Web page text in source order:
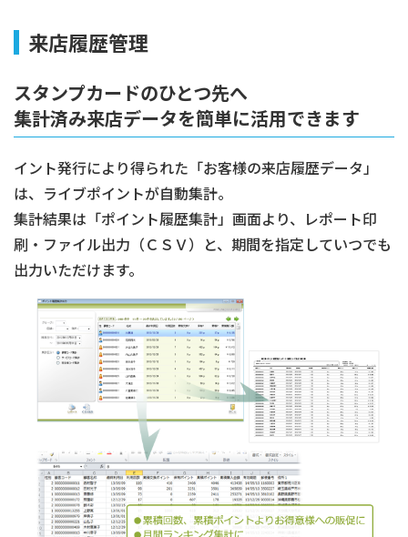
来店履歴管理
スタンプカードのひとつ先へ
集計済み来店データを簡単に活用できます
イント発行により得られた「お客様の来店履歴データ」
は、ライブポイントが自動集計。
集計結果は「ポイント履歴集計」画面より、レポート印
刷・ファイル出力（ＣＳＶ）と、期間を指定していつでも
出力いただけます。